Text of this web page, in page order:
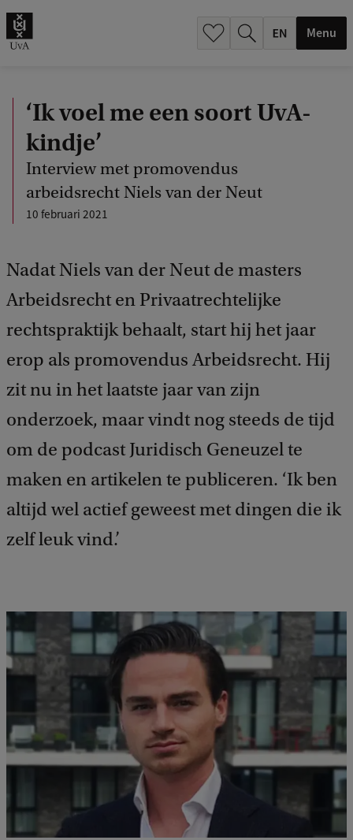
Menu
‘Ik voel me een soort UvA-
kindje’
Interview met promovendus
arbeidsrecht Niels van der Neut
10 februari 2021
Nadat Niels van der Neut de masters
Arbeidsrecht en Privaatrechtelijke
rechtspraktijk behaalt, start hij het jaar
erop als promovendus Arbeidsrecht. Hij
zit nu in het laatste jaar van zijn
onderzoek, maar vindt nog steeds de tijd
om de podcast Juridisch Geneuzel te
maken en artikelen te publiceren. ‘Ik ben
altijd wel actief geweest met dingen die ik
zelf leuk vind.’